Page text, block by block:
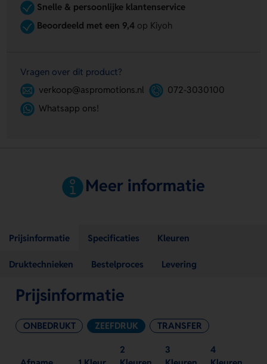
Snelle & persoonlijke klantenservice
Beoordeeld met een 9,4op Kiyoh
Vragen over dit product?
verkoop@aspromotions.nl
072-3030100
Whatsapp ons!
Meer informatie
Prijsinformatie Specificaties Kleuren
Druktechnieken Bestelproces Levering
Prijsinformatie
ONBEDRUKT ZEEFDRUK TRANSFER
2
3
4